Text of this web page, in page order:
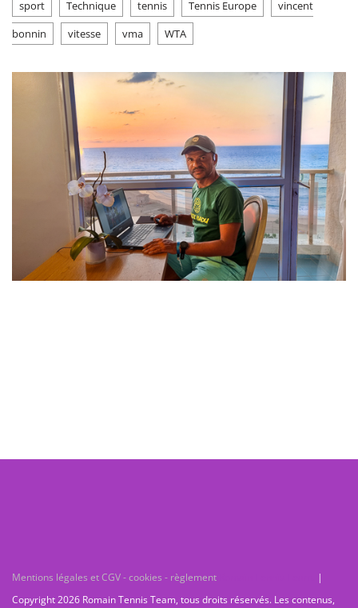
sport
Technique tennis Tennis Europe
vincent
bonnin
vitesse vma WTA
Mentions légales et CGV - cookies - règlement
|
Copyright 2026 Romain Tennis Team, tous droits réservés. Les contenus,